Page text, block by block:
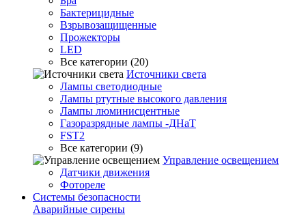
Бактерицидные
Взрывозащищенные
Прожекторы
LED
Все категории (20)
Источники света
Лампы светодиодные
Лампы ртутные высокого давления
Лампы люминисцентные
Газоразрядные лампы -ДНаТ
FST2
Все категории (9)
Управление освещением
Датчики движения
Фотореле
Системы безопасности
Аварийные сирены